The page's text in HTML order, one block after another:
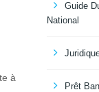
à
Guide
National
Prêt